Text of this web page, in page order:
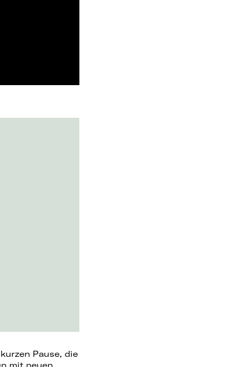
Pause, die
mit neuen,